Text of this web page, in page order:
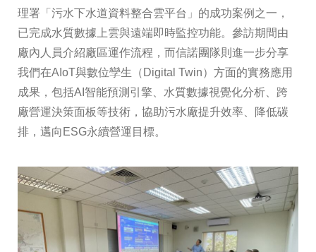
理署「污水下水道資料整合雲平台」的成功案例之一，
已完成水質數據上雲與遠端即時監控功能。參訪期間由
廠內人員介紹廠區運作流程，而信諾團隊則進一步分享
我們在AIoT與數位孿生（Digital Twin）方面的實務應用
成果，包括AI智能預測引擎、水質數據視覺化分析、跨
廠營運決策面板等技術，協助污水廠提升效率、降低碳
排，邁向ESG永續營運目標。